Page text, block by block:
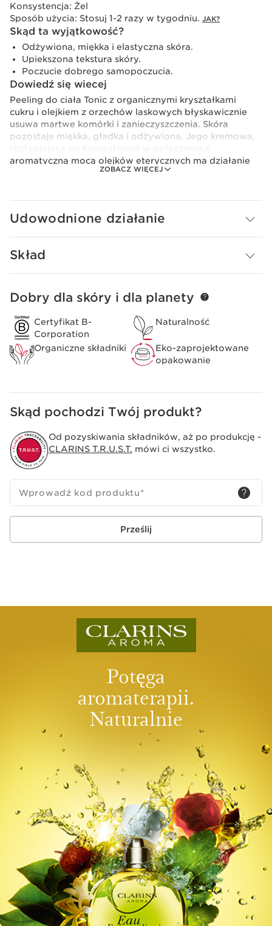
ZOBACZ WIĘCEJ
Konsystencja: Żel
Sposób użycia: Stosuj 1-2 razy w tygodniu. JAK?
Skąd ta wyjątkowość?
Odżywiona, miękka i elastyczna skóra.
Upiekszona tekstura skóry.
Poczucie dobrego samopoczucia.
Dowiedź się wiecej
Peeling do ciała Tonic z organicznymi kryształkami
cukru i olejkiem z orzechów laskowych błyskawicznie
usuwa martwe komórki i zanieczyszczenia. Skóra
pozostaje miękka, gładka i odżywiona. Jego kremowa,
aromatyczną mocą olejków eterycznych ma działanie
tonizujące i zapewnia natychmiastowe poczucie
Środki ostrożności dotyczące stosowania
Clarins Plus
Intensywne formuły pielęgnacyjne Clarins AROMA
opracowywane przez nasz Instytut od 1954 roku znane
samopoczucie.
Udowodnione działanie
Skład
PRZEJDŹ DO TREŚCI
Dobry dla skóry i dla planety
Certyfikat B-
Corporation
Naturalność
Organiczne składniki
Eko-zaprojektowane
opakowanie
Skąd pochodzi Twój produkt?
Od pozyskiwania składników, aż po produkcję -
CLARINS T.R.U.S.T. mówi ci wszystko.
Wprowadź kod produktu*
Prześlij
Potęga
aromaterapii.
Naturalnie